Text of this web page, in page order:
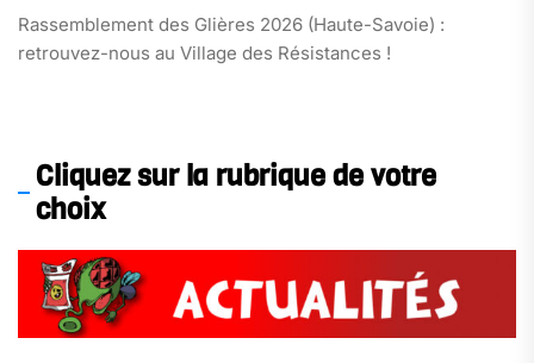
Rassemblement des Glières 2026 (Haute-Savoie) :
retrouvez-nous au Village des Résistances !
Cliquez sur la rubrique de votre
choix